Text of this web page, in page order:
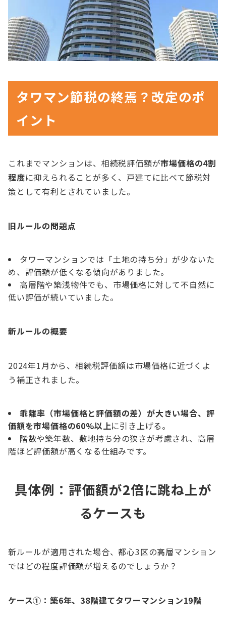
タワマン節税の終焉？改定のポ
イント
これまでマンションは、相続税評価額が市場価格の4割
程度に抑えられることが多く、戸建てに比べて節税対
策として有利とされていました。
旧ルールの問題点
タワーマンションでは「土地の持ち分」が少ないた
め、評価額が低くなる傾向がありました。
高層階や築浅物件でも、市場価格に対して不自然に
低い評価が続いていました。
新ルールの概要
2024年1月から、相続税評価額は市場価格に近づくよ
う補正されました。
乖離率（市場価格と評価額の差）が大きい場合、評
価額を市場価格の60%以上に引き上げる。
階数や築年数、敷地持ち分の狭さが考慮され、高層
階ほど評価額が高くなる仕組みです。
具体例：評価額が2倍に跳ね上が
るケースも
新ルールが適用された場合、都心3区の高層マンション
ではどの程度評価額が増えるのでしょうか？
ケース①：築6年、38階建てタワーマンション19階